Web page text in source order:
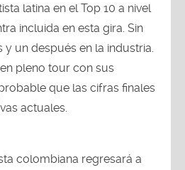
latina en el Top 10 a nivel
incluida en esta gira. Sin
un después en la industria.
pleno tour con sus
que las cifras finales
actuales.
colombiana regresará a